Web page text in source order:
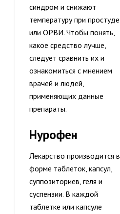
синдром и снижают
температуру при простуде
или ОРВИ. Чтобы понять,
какое средство лучше,
следует сравнить их и
ознакомиться с мнением
врачей и людей,
применяющих данные
препараты.
Нурофен
Лекарство производится в
форме таблеток, капсул,
суппозиториев, геля и
суспензии. В каждой
таблетке или капсуле